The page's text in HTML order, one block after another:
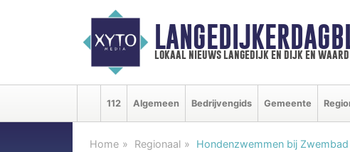
lokaal nieuws langedijk en dijk en waard
112 Algemeen Bedrijvengids Gemeente
Home Regionaal Hondenzwemmen bij